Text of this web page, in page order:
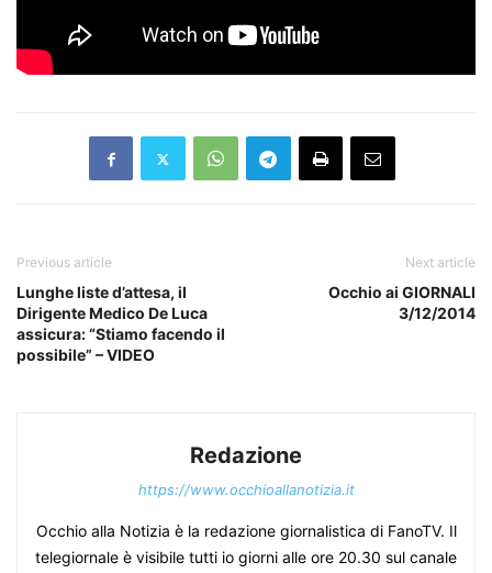
Previous article
Lunghe liste d’attesa, il
Dirigente Medico De Luca
assicura: “Stiamo facendo il
possibile” – VIDEO
Next article
Occhio ai GIORNALI
3/12/2014
Redazione
https://www.occhioallanotizia.it
Occhio alla Notizia è la redazione giornalistica di FanoTV. Il
telegiornale è visibile tutti io giorni alle ore 20.30 sul canale